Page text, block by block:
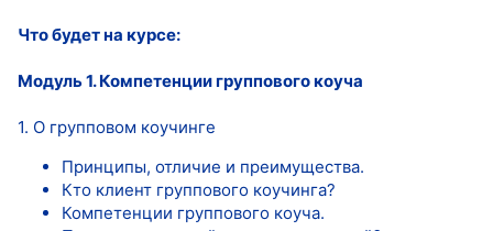
Что будет на курсе:
Модуль 1. Компетенции группового коуча
1. О групповом коучинге
Принципы, отличие и преимущества.
Кто клиент группового коучинга?
Компетенции группового коуча.